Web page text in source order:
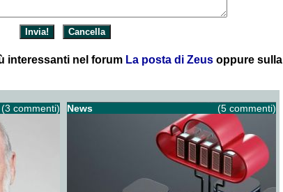
interessanti nel forum La posta di Zeusoppure sulla
(3 commenti) News (5 commenti)